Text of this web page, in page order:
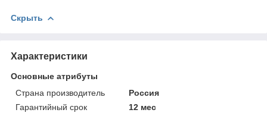
Скрыть
Характеристики
Основные атрибуты
Страна производитель
Россия
Гарантийный срок
12 мес